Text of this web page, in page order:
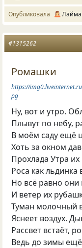
Опубликовала Лайма
#1315262
Ромашки
https://
pg
Ну, вот и утро.
Плывут по небу,
В моём саду ещё
Хоть за окном
Прохлада Утра их
Роса как льдинка
Но всё равно они
И ветер их
Туман молочный
Яснеет воздух.
Рассвет встаёт,
Ведь до зимы ещё